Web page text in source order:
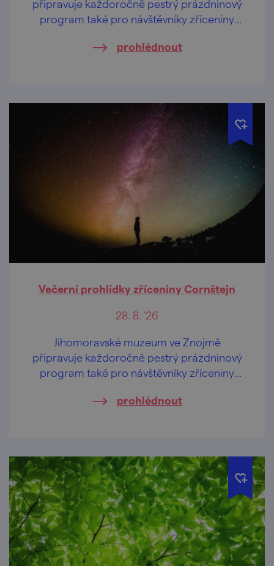
připravuje každoročně pestrý prázdninový
program také pro návštěvníky zříceniny
prohlédnout
Večerní prohlídky zříceniny Cornštejn
28. 8. '26
Jihomoravské muzeum ve Znojmě
připravuje každoročně pestrý prázdninový
program také pro návštěvníky zříceniny
prohlédnout